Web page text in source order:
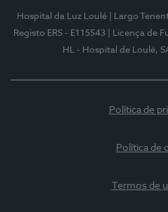
Hospital da Luz Loulé | Largo
Registo ERS - E115543
| Licença de
HL - Hospital de Loulé,
Política de
Política de
Termos de